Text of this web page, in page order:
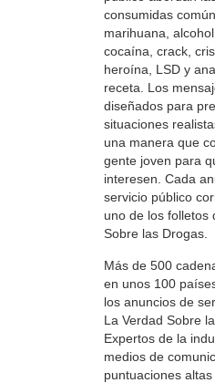
consumidas
marihuana,
cocaína, crack,
heroína, LSD y
receta. Los
diseñados para
situaciones
una manera que
gente joven para
interesen. Cada
servicio público
uno de los folletos
Sobre las Drogas.
Más de 500
en unos 100
los anuncios de
La Verdad Sobre
Expertos de la
medios de
puntuaciones altas